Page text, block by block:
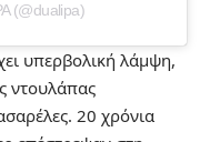
(@dualipa)
υπερβολική λάμψη,
ντουλάπας
20 χρόνια